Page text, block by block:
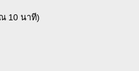
10 นาที)